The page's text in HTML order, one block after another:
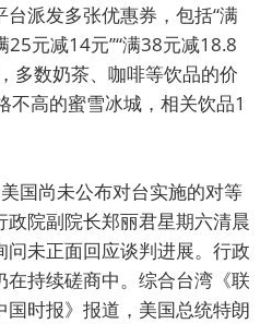
派发多张优惠券，包括“满
25元减14元”“满38元减18.8
多数奶茶、咖啡等饮品的价
不高的蜜雪冰城，相关饮品1
美国尚未公布对台实施的对等
院副院长郑丽君星期六清晨
未正面回应谈判进展。行政
持续磋商中。综合台湾《联
时报》报道，美国总统特朗